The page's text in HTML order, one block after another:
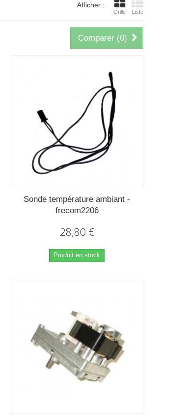
Afficher :
Grille Liste
Comparer (0)
Sonde température ambiant -
frecom2206
28,80 €
Produit en stock